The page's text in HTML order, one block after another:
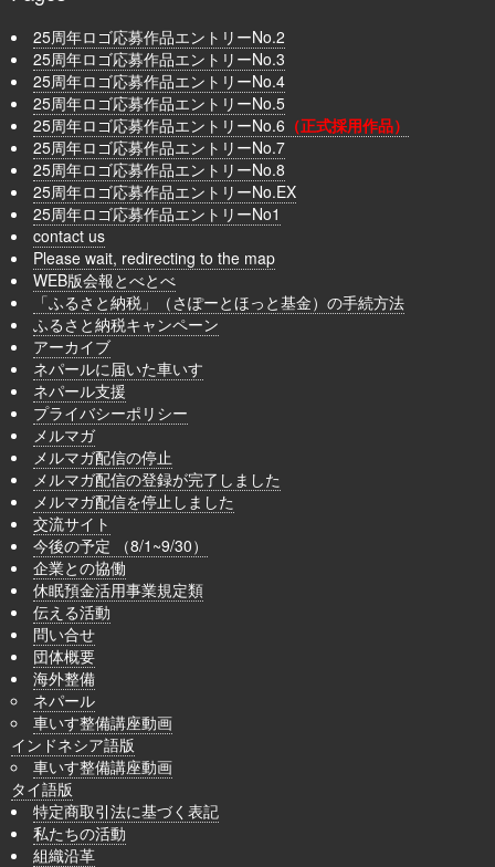
25周年ロゴ応募作品エントリーNo.2
25周年ロゴ応募作品エントリーNo.3
25周年ロゴ応募作品エントリーNo.4
25周年ロゴ応募作品エントリーNo.5
25周年ロゴ応募作品エントリーNo.6 （正式採用作品）
25周年ロゴ応募作品エントリーNo.7
25周年ロゴ応募作品エントリーNo.8
25周年ロゴ応募作品エントリーNo.EX
25周年ロゴ応募作品エントリーNo1
contact us
Please wait, redirecting to the map
WEB版会報とべとべ
「ふるさと納税」（さぽーとほっと基金）の手続方法
ふるさと納税キャンペーン
アーカイブ
ネパールに届いた車いす
ネパール支援
プライバシーポリシー
メルマガ
メルマガ配信の停止
メルマガ配信の登録が完了しました
メルマガ配信を停止しました
交流サイト
今後の予定 （8/1~9/30）
企業との協働
休眠預金活用事業規定類
伝える活動
問い合せ
団体概要
海外整備
ネパール
車いす整備講座動画
インドネシア語版
車いす整備講座動画
タイ語版
特定商取引法に基づく表記
私たちの活動
組織沿革